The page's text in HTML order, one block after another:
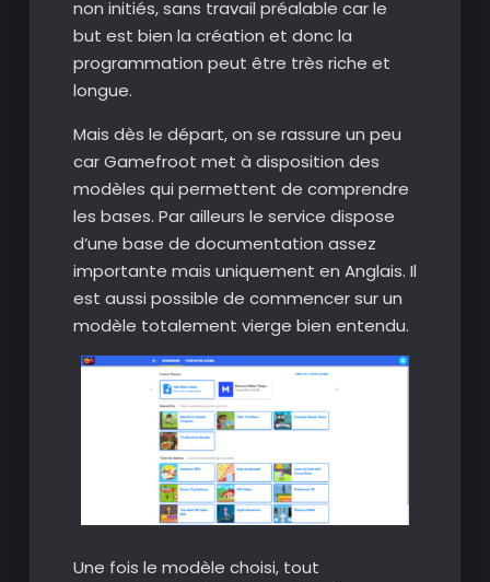
non initiés, sans travail préalable car le
but est bien la création et donc la
programmation peut être très riche et
longue.
Mais dès le départ, on se rassure un peu
car Gamefroot met à disposition des
modèles qui permettent de comprendre
les bases. Par ailleurs le service dispose
d’une base de documentation assez
importante mais uniquement en Anglais. Il
est aussi possible de commencer sur un
modèle totalement vierge bien entendu.
Une fois le modèle choisi, tout